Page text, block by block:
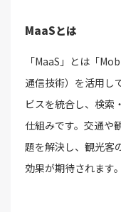
MaaSとは
「MaaS」とは「
通信技術）を活用し
ビスを統合し、検索
仕組みです。交通や
題を解決し、観光客
効果が期待されます。